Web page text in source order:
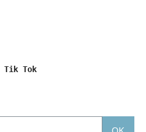
Tik Tok